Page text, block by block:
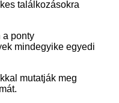
találkozásokra
a ponty
mindegyike egyedi
mutatják meg